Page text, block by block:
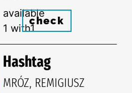
available
1 with1
check
Hashtag
MRÓZ, REMIGIUSZ